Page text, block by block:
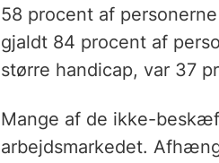
58 procent af
gjaldt 84 procent af
større handicap, var 37
Mange af de ikke-
arbejdsmarkedet.